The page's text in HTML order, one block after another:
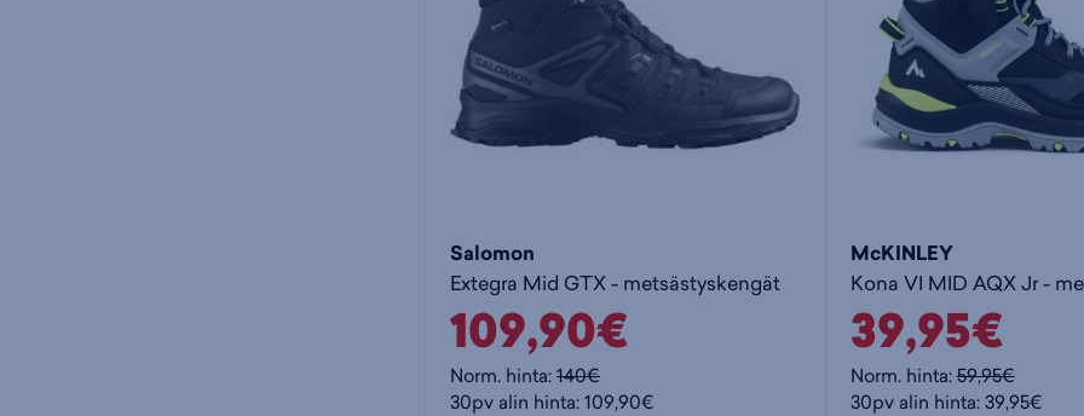
Salomon
Extegra Mid GTX - metsästyskengät
109,90€
Norm. hinta:140€
30pv alin hinta: 109,90€
McKINLEY
39,95€
Norm. hinta:59,95€
30pv alin hinta: 39,95€